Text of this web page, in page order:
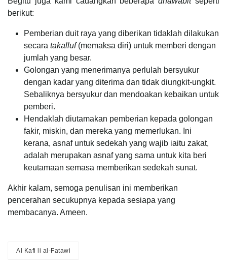
berikut:
Pemberian duit raya yang diberikan tidaklah dilakukan
secara takalluf(memaksa diri) untuk memberi dengan
jumlah yang besar.
Golongan yang menerimanya perlulah bersyukur
dengan kadar yang diterima dan tidak diungkit-ungkit.
Sebaliknya bersyukur dan mendoakan kebaikan untuk
pemberi.
Hendaklah diutamakan pemberian kepada golongan
fakir, miskin, dan mereka yang memerlukan. Ini
kerana, asnaf untuk sedekah yang wajib iaitu zakat,
adalah merupakan asnaf yang sama untuk kita beri
keutamaan semasa memberikan sedekah sunat.
Akhir kalam, semoga penulisan ini memberikan
pencerahan secukupnya kepada sesiapa yang
membacanya. Ameen.
Al Kafi li al-Fatawi